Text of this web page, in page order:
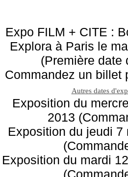
Expo FILM + CITE :
Explora à Paris le
(Première date
Commandez un billet
Autres dates
Exposition du
2013
Exposition du jeudi 7
Exposition du mardi